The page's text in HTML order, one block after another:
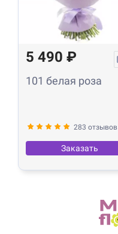
5 490 ₽
101 белая роза
283 отзывов
Заказать